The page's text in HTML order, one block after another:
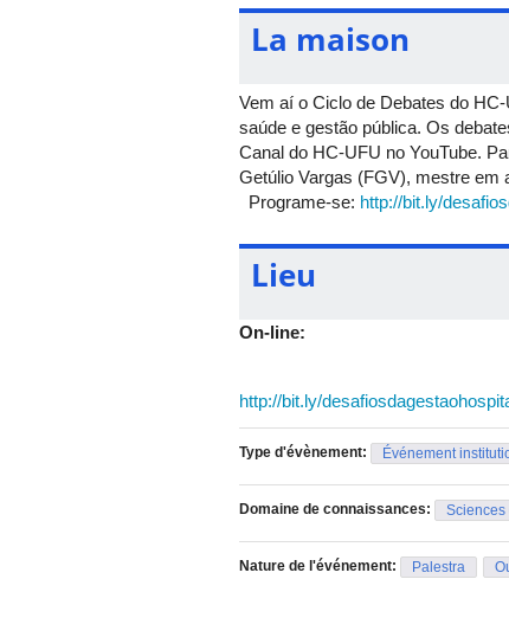
La maison
Vem aí o Ciclo de Debates do
saúde e gestão pública. Os
Canal do HC-UFU no YouTube.
Getúlio Vargas (FGV), mestre em
Programe-se: http://bit.ly/
Lieu
On-line:
http://bit.ly/
Type d'évènement: Événement
Domaine de connaissances: Sciences
Nature de l'événement: Palestra